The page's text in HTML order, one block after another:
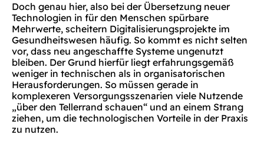
Doch genau hier, also bei der Übersetzung neuer
Technologien in für den Menschen spürbare
Mehrwerte, scheitern Digitalisierungsprojekte im
Gesundheitswesen häufig. So kommt es nicht selten
vor, dass neu angeschaffte Systeme ungenutzt
bleiben. Der Grund hierfür liegt erfahrungsgemäß
weniger in technischen als in organisatorischen
Herausforderungen. So müssen gerade in
komplexeren Versorgungsszenarien viele Nutzende
„über den Tellerrand schauen“ und an einem Strang
ziehen, um die technologischen Vorteile in der Praxis
zu nutzen.